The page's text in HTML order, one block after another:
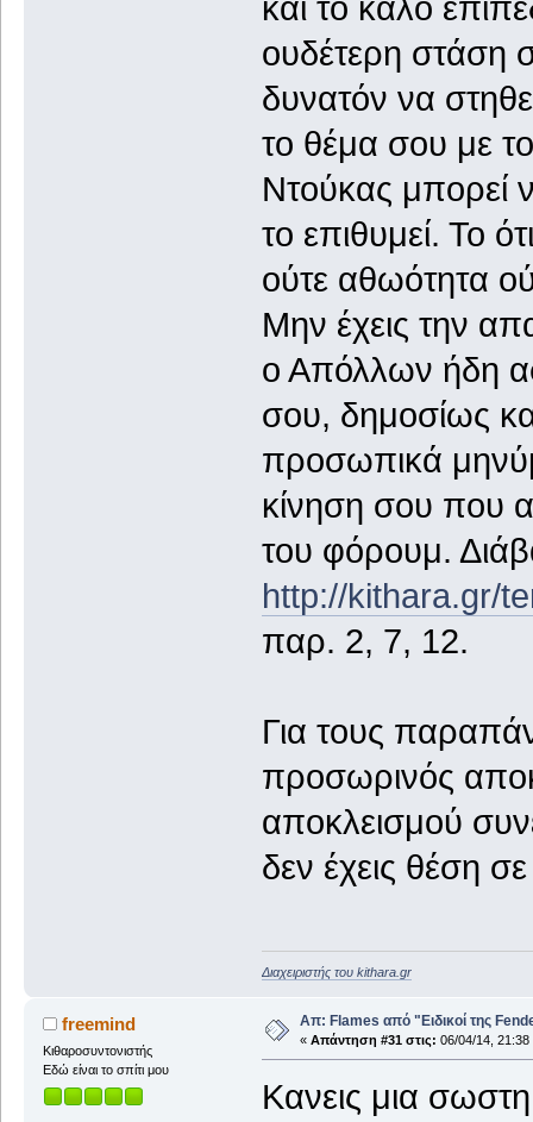
και το καλό
ουδέτερη στάση
δυνατόν να
το θέμα σου με
Ντούκας μπορεί
το επιθυμεί. Το
ούτε αθωότητα
Μην έχεις την
ο Απόλλων ήδη
σου, δημοσίως
προσωπικά
κίνηση σου που
του φόρουμ.
http://kithara.gr/
παρ. 2, 7, 12.
Για τους
προσωρινός
αποκλεισμού
δεν έχεις θέση
Διαχειριστής του kithara.gr
freemind
Κιθαροσυντονιστής
Εδώ είναι το σπίτι μου
Απ: Flames από "Ειδικοί της
« Απάντηση #31 στις: 06/04/14, 21:38
Κανεις μια